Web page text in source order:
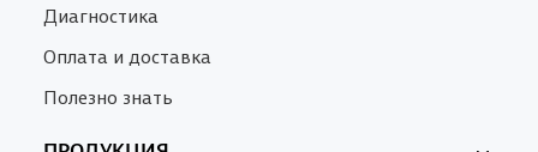
Диагностика
Оплата и доставка
Полезно знать